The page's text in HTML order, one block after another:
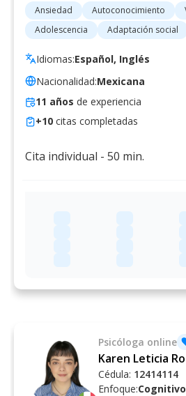
Ansiedad Autoconocimiento
Adolescencia
Adaptación social
Idiomas:Español, Inglés
Nacionalidad:Mexicana
11 años de experiencia
+10 citas completadas
Cita individual - 50 min.
Psicóloga online
Cédula: 12414114
Enfoque: